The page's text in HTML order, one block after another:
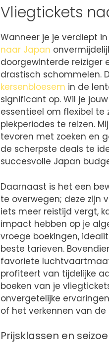
Vliegtickets
Wanneer je je verdiept
naar Japan
doorgewinterde reiziger
drastisch schommelen.
kersenbloesem in de
significant op. Wil je jouw
essentieel om flexibel te
piekperiodes te reizen.
tevoren met zoeken en
de scherpste deals te
succesvolle Japan
Daarnaast is het een
te overwegen; deze zijn
iets meer reistijd vergt,
impact hebben op je
vroege boekingen,
beste tarieven.
favoriete
profiteert van tijdelijke
boeken van je
onvergetelijke
of het verkennen van
Prijsklassen en